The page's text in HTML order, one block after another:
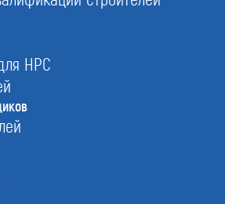
НРС
технолога и других
ИТР